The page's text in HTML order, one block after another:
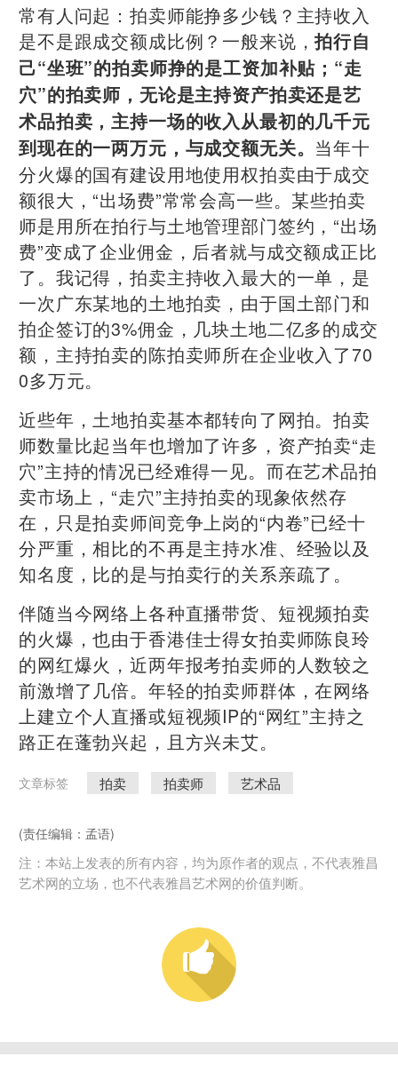
常有人问起：拍卖师能挣多少钱？主持收入
是不是跟成交额成比例？一般来说，拍行自
己“坐班”的拍卖师挣的是工资加补贴；“走
穴”的拍卖师，无论是主持资产拍卖还是艺
术品拍卖，主持一场的收入从最初的几千元
到现在的一两万元，与成交额无关。 当年十
分火爆的国有建设用地使用权拍卖由于成交
额很大，“出场费”常常会高一些。某些拍卖
师是用所在拍行与土地管理部门签约，“出场
费”变成了企业佣金，后者就与成交额成正比
了。我记得，拍卖主持收入最大的一单，是
一次广东某地的土地拍卖，由于国土部门和
拍企签订的3%佣金，几块土地二亿多的成交
额，主持拍卖的陈拍卖师所在企业收入了70
0多万元。
近些年，土地拍卖基本都转向了网拍。拍卖
师数量比起当年也增加了许多，资产拍卖“走
穴”主持的情况已经难得一见。而在艺术品拍
卖市场上，“走穴”主持拍卖的现象依然存
在，只是拍卖师间竞争上岗的“内卷”已经十
分严重，相比的不再是主持水准、经验以及
知名度，比的是与拍卖行的关系亲疏了。
伴随当今网络上各种直播带货、短视频拍卖
的火爆，也由于香港佳士得女拍卖师陈良玲
的网红爆火，近两年报考拍卖师的人数较之
前激增了几倍。年轻的拍卖师群体，在网络
上建立个人直播或短视频IP的“网红”主持之
路正在蓬勃兴起，且方兴未艾。
文章标签 拍卖 拍卖师 艺术品
(责任编辑：孟语)
注：本站上发表的所有内容，均为原作者的观点，不代表雅昌
艺术网的立场，也不代表雅昌艺术网的价值判断。